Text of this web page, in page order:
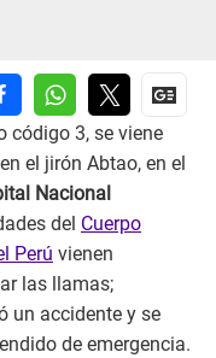
código 3, se viene
el jirón Abtao, en el
Nacional
del Cuerpo
Perú vienen
las llamas;
un accidente y se
de emergencia.